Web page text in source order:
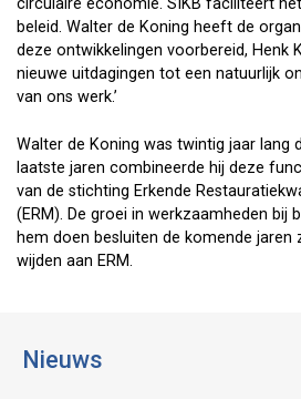
circulaire economie. SIKB faciliteert
beleid. Walter de Koning heeft de
deze ontwikkelingen voorbereid, Henk
nieuwe uitdagingen tot een natuurlijk
van ons werk.’
Walter de Koning was twintig jaar lang
laatste jaren combineerde hij deze
van de stichting Erkende
(ERM). De groei in werkzaamheden bij
hem doen besluiten de komende jaren
wijden aan ERM.
Nieuws